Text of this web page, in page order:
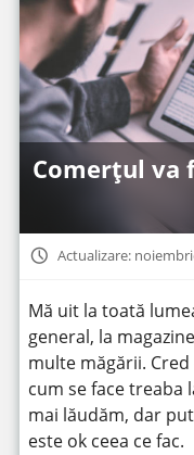
Comerțul va
Actualizare:
Mă uit la toată
general, la
multe măgării.
cum se face treaba
mai lăudăm, dar
este ok ceea ce fac.